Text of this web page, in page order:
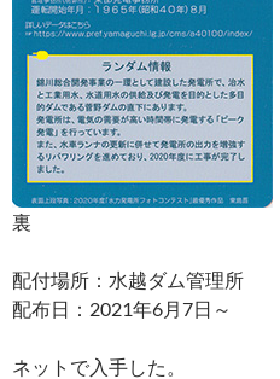
裏
配付場所：水越ダム管理所
配布日：2021年6月7日～
ネットで入手した。